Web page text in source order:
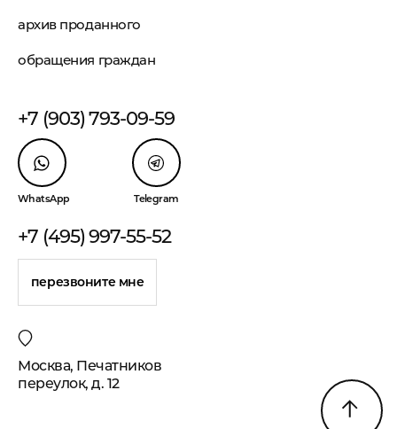
архив проданного
обращения граждан
+7 (903) 793-09-59
WhatsApp Telegram
+7 (495) 997-55-52
перезвоните мне
Москва, Печатников
переулок, д. 12